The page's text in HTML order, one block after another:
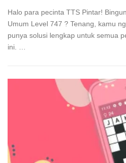
Halo para pecinta TTS Pintar!
Umum Level 747 ? Tenang, kamu
punya solusi lengkap untuk semua
ini. …